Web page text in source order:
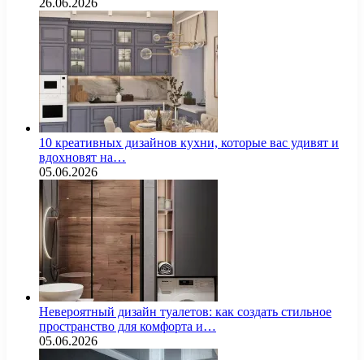
26.06.2026
10 креативных дизайнов кухни, которые вас удивят и
вдохновят на…
05.06.2026
Невероятный дизайн туалетов: как создать стильное
пространство для комфорта и…
05.06.2026